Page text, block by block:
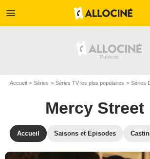
menu
Accueil Séries Séries TV les plus populaires Séries
Mercy Street
Accueil Saisons et Episodes